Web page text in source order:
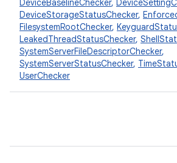
DeviceBaselineChecker,
DeviceStorageStatusChecker,
FilesystemRootChecker,
LeakedThreadStatusChecker,
SystemServerFileDescriptorChecker,
SystemServerStatusChecker,
UserChecker